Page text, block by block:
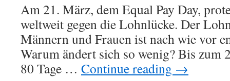
Am 21. März, dem Equal Pay Day,
weltweit gegen die Lohnlücke. Der
Männern und Frauen ist nach wie vor
Warum ändert sich so wenig? Bis zum
80 Tage … Continue reading →